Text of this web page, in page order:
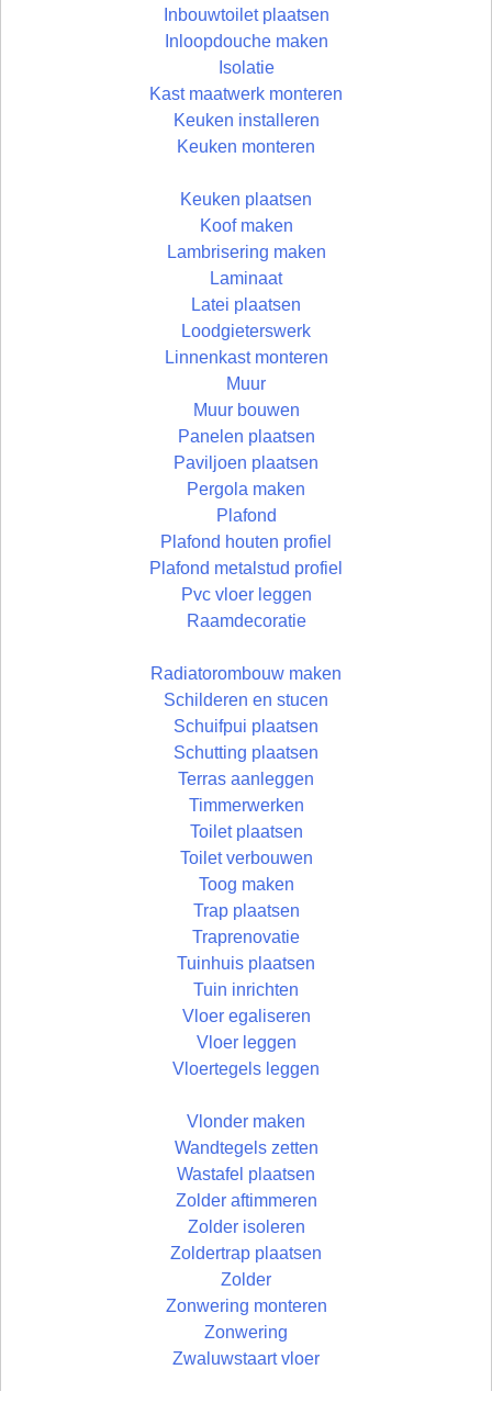
Inbouwtoilet plaatsen
Inloopdouche maken
Isolatie
Kast maatwerk monteren
Keuken installeren
Keuken monteren
Keuken plaatsen
Koof maken
Lambrisering maken
Laminaat
Latei plaatsen
Loodgieterswerk
Linnenkast monteren
Muur
Muur bouwen
Panelen plaatsen
Paviljoen plaatsen
Pergola maken
Plafond
Plafond houten profiel
Plafond metalstud profiel
Pvc vloer leggen
Raamdecoratie
Radiatorombouw maken
Schilderen en stucen
Schuifpui plaatsen
Schutting plaatsen
Terras aanleggen
Timmerwerken
Toilet plaatsen
Toilet verbouwen
Toog maken
Trap plaatsen
Traprenovatie
Tuinhuis plaatsen
Tuin inrichten
Vloer egaliseren
Vloer leggen
Vloertegels leggen
Vlonder maken
Wandtegels zetten
Wastafel plaatsen
Zolder aftimmeren
Zolder isoleren
Zoldertrap plaatsen
Zolder
Zonwering monteren
Zonwering
Zwaluwstaart vloer